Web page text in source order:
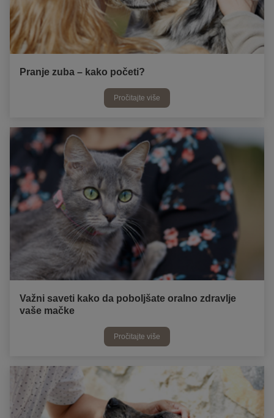
Pročitajte više
Pranje zuba – kako početi?
Pročitajte više
Važni saveti kako da poboljšate oralno zdravlje
vaše mačke